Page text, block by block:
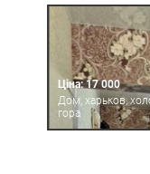
Ціна: 17 000
Дом, харьков,
гора